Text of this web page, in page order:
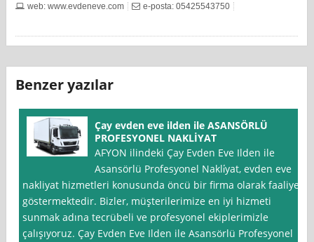
web: www.evdeneve.com e-posta: 05425543750
Benzer yazılar
Çay evden eve ilden ile ASANSÖRLÜ
PROFESYONEL NAKLİYAT
AFYON ilindeki Çay Evden Eve Ilden ile
Asansörlü Profesyonel Nakli̇yat, evden eve
nakliyat hizmetleri konusunda öncü bir firma olarak faaliyet
göstermektedir. Bizler, müşterilerimize en iyi hizmeti
sunmak adına tecrübeli ve profesyonel ekiplerimizle
çalışıyoruz. Çay Evden Eve Ilden ile Asansörlü Profesyonel